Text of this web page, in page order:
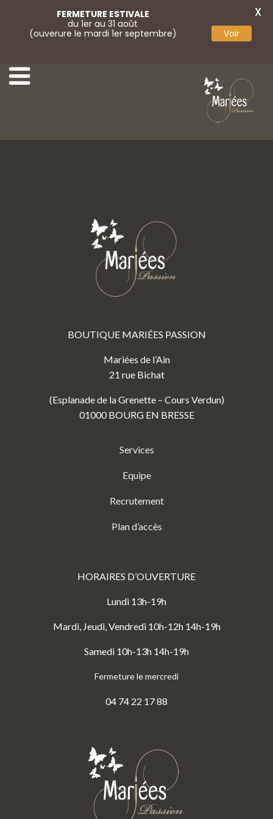
BOUTIQUE MARIÉES PASSION
Mariées de l’Ain
21 rue Bichat
(Esplanade de la Grenette – Cours Verdun)
01000 BOURG EN BRESSE
Services
Equipe
Recrutement
Plan d’accès
HORAIRES D’OUVERTURE
Lundi 13h-19h
Mardi, Jeudi, Vendredi 10h-12h 14h-19h
Samedi 10h-13h 14h-19h
Fermeture le mercredi
04 74 22 17 88
FERMETURE ESTIVALE
du 1er au 31 août
(ouverure le mardi 1er septembre)
Voir
X